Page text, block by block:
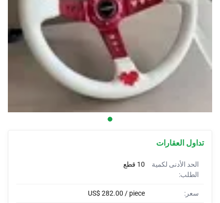
أغطية السيارات
واقيات الصدمات للسيارات
قرون مخصصة
أغلفة السيارات
تداول العقارات
الحد الأدنى لكمية
الطلب:
10 قطع
سعر: US$ 282.00 / piece